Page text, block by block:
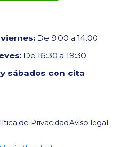
De 9:00 a 14:00
De 16:30 a 19:30
sábados con cita
de PrivacidadAviso legal